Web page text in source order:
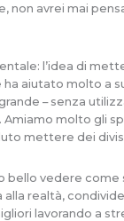
non avrei mai
l’idea di
aiutato molto a
– senza
molto gli
mettere dei
vedere come
alla realtà,
lavorando a